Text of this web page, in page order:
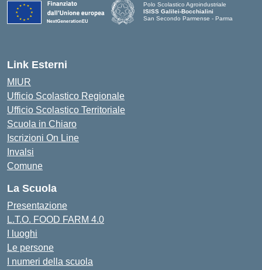
Polo Scolastico Agroindustriale
ISISS Galilei-Bocchialini
San Secondo Parmense - Parma
Link Esterni
MIUR
Ufficio Scolastico Regionale
Ufficio Scolastico Territoriale
Scuola in Chiaro
Iscrizioni On Line
Invalsi
Comune
La Scuola
Presentazione
L.T.O. FOOD FARM 4.0
I luoghi
Le persone
I numeri della scuola